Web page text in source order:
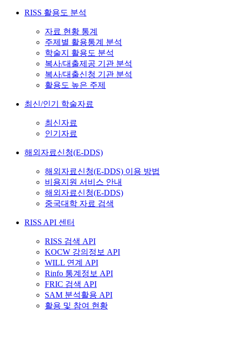
RISS 활용도 분석
자료 현황 통계
주제별 활용통계 분석
학술지 활용도 분석
복사/대출제공 기관 분석
복사/대출신청 기관 분석
활용도 높은 주제
최신/인기 학술자료
최신자료
인기자료
해외자료신청(E-DDS)
해외자료신청(E-DDS) 이용 방법
비용지원 서비스 안내
해외자료신청(E-DDS)
중국대학 자료 검색
RISS API 센터
RISS 검색 API
KOCW 강의정보 API
WILL 연계 API
Rinfo 통계정보 API
FRIC 검색 API
SAM 분석활용 API
활용 및 참여 현황